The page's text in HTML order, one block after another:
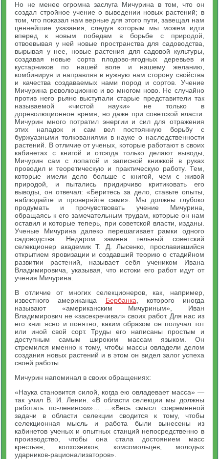
Но не менее огромна заслуга Мичурина в том, что он
создал стройное учение о выведении новых растений; в
том, что показал нам верные для этого пути, завещал нам
ценнейшие указания, следуя которым мы можем идти
вперед к новым победам в борьбе с природой,
отвоевывая у ней новые пространства для садоводства,
вырывая у нее, новые растения для садовой культуры,
создавая новые сорта плодово-ягодных деревьев и
кустарников по нашей воле и нашему желанию,
комбинируя и направляя в нужную нам сторону свойства
и качества создаваемых нами пород и сортов. Учение
Мичурина революционно и во многом ново. Не случайно
против него рьяно выступали старые представители так
называемой «чистой науки» не только в
дореволюционное время, но даже при советской власти.
Мичурин много потратил энергии и сил для отражения
этих нападок и сам вел постоянную борьбу с
буржуазными толкованиями в науке о наследственности
растений. В отличие от ученых, которые работают в своих
кабинетах с книгой и отсюда только делают выводы,
Мичурин сам с лопатой и записной книжкой в руках
проводил и теоретическую и практическую работу. Тем,
которые имели дело больше с книгой, чем с живой
природой, и пытались придирчиво критиковать его
выводы, он отвечал: «Беритесь за дело, ставьте опыты,
наблюдайте и проверяйте сами». Мы должны глубоко
продумать и прочувствовать учение Мичурина,
обращаясь к его замечательным трудам, которые он нам
оставил и которые теперь, при советской власти, изданы.
Ученые Мичурина далеко перешагивает рамки одного
садоводства. Недаром замена тельный советский
селекционер академик Т. Д. Лысенко, прославившийся
открытием яровизации и создавший теорию о стадийном
развитии растений, называет себя учеником Ивана
Владимировича, указывая, что истоки его работ идут от
учения Мичурина.
В отличие от многих селекционеров, как, например,
известного американца Бербанка , которого иногда
называют «американским Мичуриным», Иван
Владимирович не «засекречивал» своих работ. Для нас из
его книг ясно и понятно, каким образом он получал тот
или иной свой сорт. Труды его написаны простым и
доступным самым широким массам языком. Он
стремился именно к тому, чтобы массы овладели делом
создания новых растений и в этом он видел залог успеха
своей работы.
Мичурин напоминал в своих обращениях:
«Наука становится силой, когда ею овладевает масса» —
так учил В. И. Ленин. «В области селекции мы должны
работать по-ленински»… …«Весь смысл современной
задачи в области селекции сводится к тому, чтобы
селекционная мысль и работа были вынесены из
кабинетов ученых и опытных станций непосредственно в
производство, чтобы она стала достоянием масс
крестьян, колхозников, комсомольцев, молодых
ударников-рационализаторов».